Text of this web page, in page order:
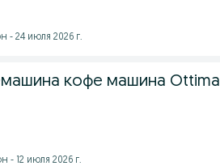
- 24 июля 2026 г.
кофе машина Ottima
- 12 июля 2026 г.